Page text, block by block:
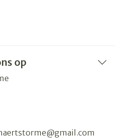
op
gmail.com